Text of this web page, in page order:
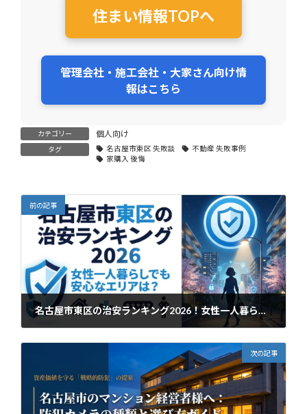
住まい情報TOPへ
管理会社・施工会社・大家さん向け情
報はこちら
カテゴリー 個人向け
タグ 名古屋市東区 失敗談
不動産 失敗事例
家購入 後悔
前の記事
名古屋市東区の治安ランキング2026！女性一人暮らしでも安心なエリアは？
次の記事